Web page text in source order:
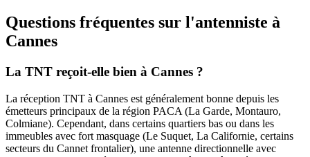
Questions fréquentes sur l'antenniste à
Cannes
La TNT reçoit-elle bien à Cannes ?
La réception TNT à Cannes est généralement bonne depuis les
émetteurs principaux de la région PACA (La Garde, Montauro,
Colmiane). Cependant, dans certains quartiers bas ou dans les
immeubles avec fort masquage (Le Suquet, La Californie, certains
secteurs du Cannet frontalier), une antenne directionnelle avec